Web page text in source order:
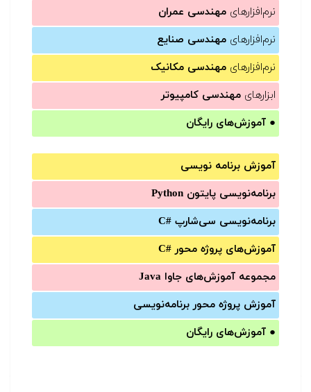
نرم‌افزارهای مهندسی عمران
نرم‌افزارهای مهندسی صنایع
نرم‌افزارهای مهندسی مکانیک
ابزارهای مهندسی کامپیوتر
● آموزش‌های رایگان
آموزش برنامه نویسی
برنامه‌نویسی پایتون Python
برنامه‌‌نویسی سی‌شارپ C#‎
آموزش‌های پروژه محور #C
مجموعه آموزش‌های جاوا Java
آموزش‌ پروژه محور برنامه‌نویسی
● آموزش‌های رایگان